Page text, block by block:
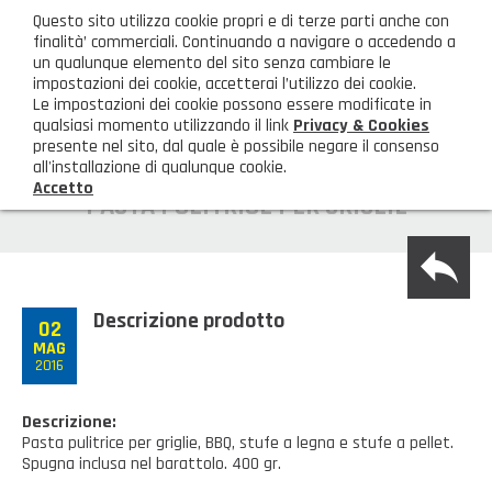
AREA CLIENTI
HOME
GAMMA PRODOTTI
Illuminazione
Borse, cesti e trolley
PRODOTTI NOVITÀ
CONTATTI
Richiesta Informazioni
SHOP PRIVATI
PASTA PULITRICE PER GRIGLIE
02
MAG
2016
Descrizione prodotto
Descrizione:
Pasta pulitrice per griglie, BBQ, stufe a legna e stufe a pellet.
Spugna inclusa nel barattolo. 400 gr.
Questo sito utilizza cookie propri e di terze parti anche con
finalità’ commerciali. Continuando a navigare o accedendo a
un qualunque elemento del sito senza cambiare le
impostazioni dei cookie, accetterai l’utilizzo dei cookie.
Le impostazioni dei cookie possono essere modificate in
qualsiasi momento utilizzando il link Privacy & Cookies
presente nel sito, dal quale è possibile negare il consenso
all'installazione di qualunque cookie.
Accetto